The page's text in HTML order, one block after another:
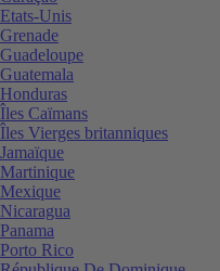
Etats-Unis
Grenade
Guadeloupe
Guatemala
Honduras
Îles Caïmans
Îles Vierges britanniques
Jamaïque
Martinique
Mexique
Nicaragua
Panama
Porto Rico